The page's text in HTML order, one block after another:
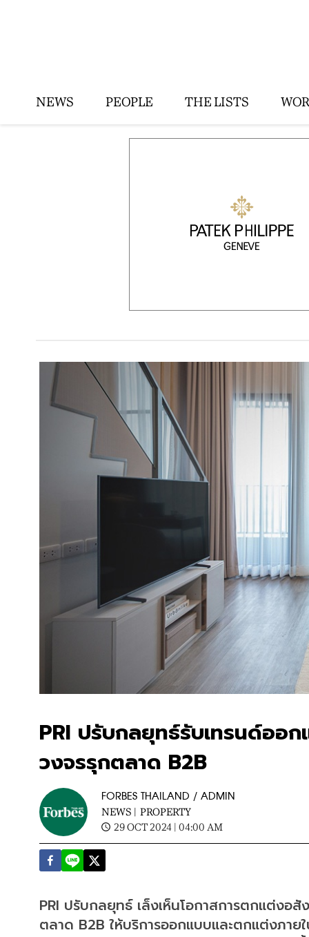
NEWS PEOPLE THE LISTS
PRI ปรับกลยุทธ์รับเทรนด์ออ
วงจรรุกตลาด B2B
FORBES THAILAND / ADMIN
NEWS | PROPERTY
29 OCT 2024 | 04:00 AM
PRI ปรับกลยุทธ์ เล็งเห็นโอกาสการตกแต่งอ
ตลาด B2B ให้บริการออกแบบและตกแต่งภาย